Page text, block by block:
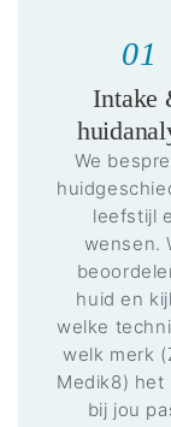
01
Intake
We
leefstijl
wensen.
huid en
welke
welk merk
Medik8) het
bij jou